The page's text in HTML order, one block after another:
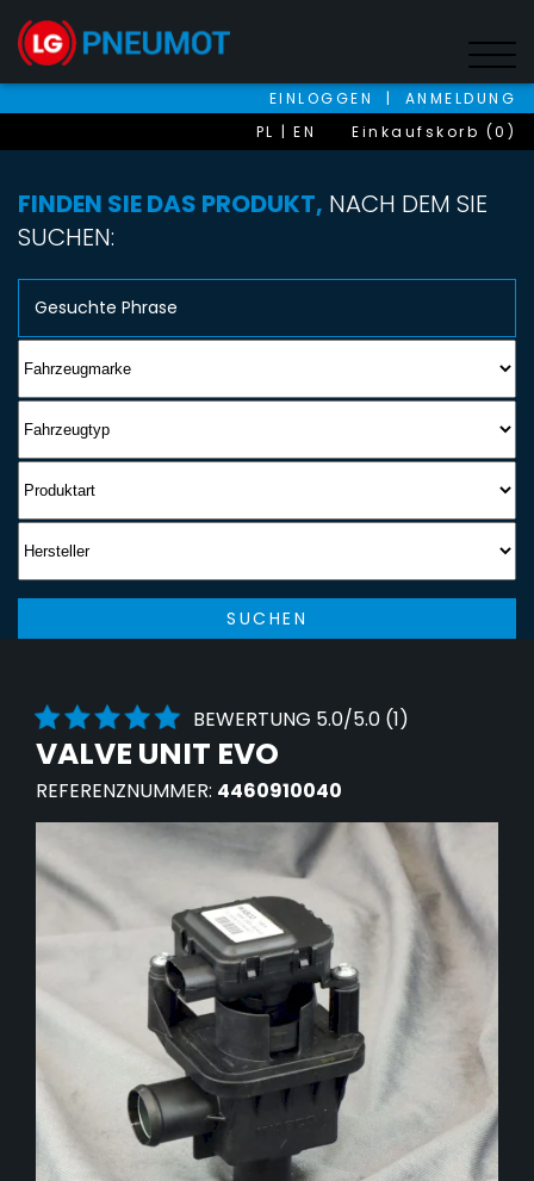
EINLOGGEN |
ANMELDUNG
PL
EN Einkaufskorb (0)
FINDEN SIE DAS PRODUKT, NACH DEM SIE
SUCHEN:
SUCHEN
BEWERTUNG 5.0/5.0 (1)
VALVE UNIT EVO
REFERENZNUMMER: 4460910040